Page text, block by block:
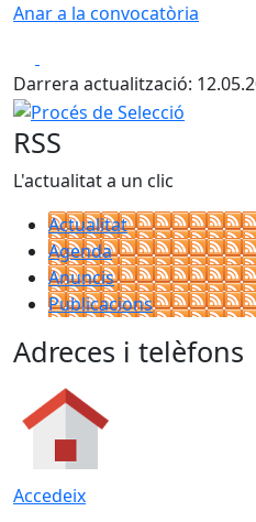
Anar a la convocatòria
Darrera actualització:
Procés de Selecció
RSS
L'actualitat a un clic
Actualitat
Agenda
Anuncis
Publicacions
Adreces i telèfons
Accedeix